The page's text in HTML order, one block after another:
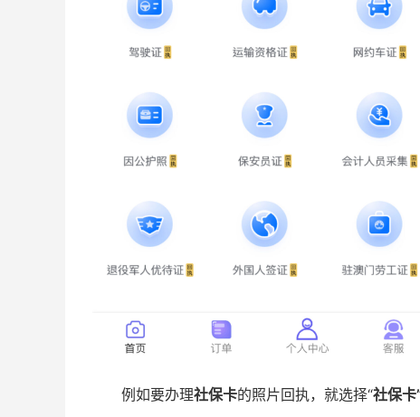
例如要办理社保卡的照片回执，就选择“社保卡